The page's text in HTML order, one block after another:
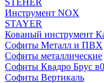
STEHER
Инструмент NOX
STAYER
Кованый инструмент
Софиты Металл и ПВХ
Софиты металлические
Софиты Квадро Брус
Софиты Вертикаль